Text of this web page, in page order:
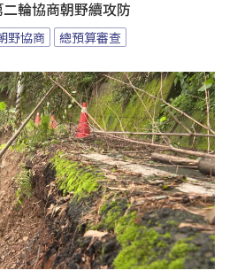
輪協商朝野續攻防
野協商 總預算審查